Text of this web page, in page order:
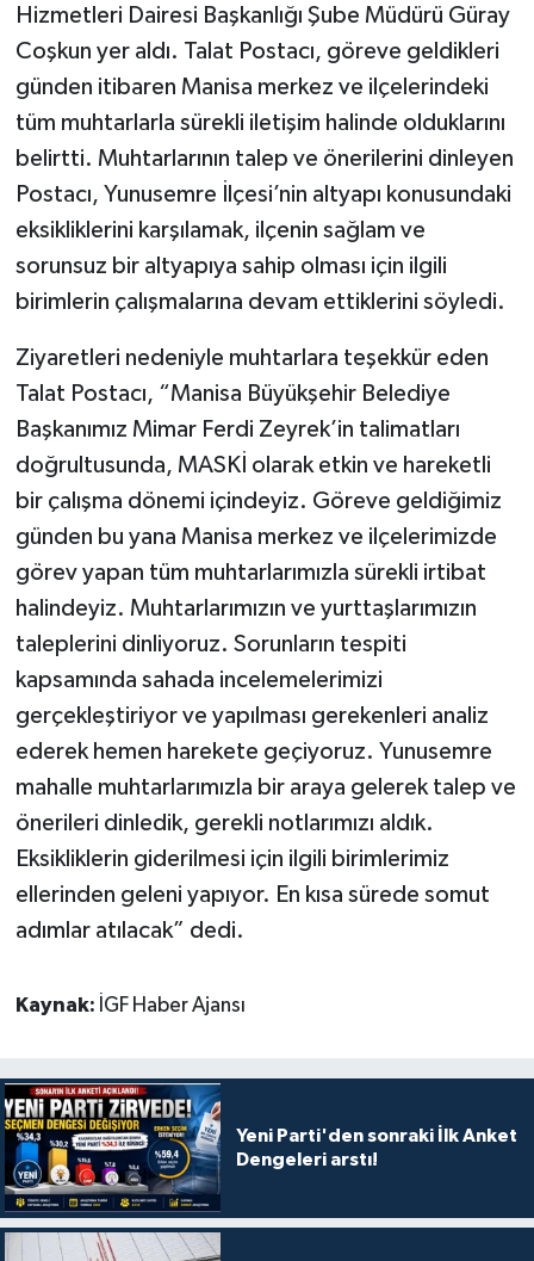
Hizmetleri Dairesi Başkanlığı Şube Müdürü Güray
Coşkun yer aldı. Talat Postacı, göreve geldikleri
günden itibaren Manisa merkez ve ilçelerindeki
tüm muhtarlarla sürekli iletişim halinde olduklarını
belirtti. Muhtarlarının talep ve önerilerini dinleyen
Postacı, Yunusemre İlçesi’nin altyapı konusundaki
eksikliklerini karşılamak, ilçenin sağlam ve
sorunsuz bir altyapıya sahip olması için ilgili
birimlerin çalışmalarına devam ettiklerini söyledi.
Ziyaretleri nedeniyle muhtarlara teşekkür eden
Talat Postacı, “Manisa Büyükşehir Belediye
Başkanımız Mimar Ferdi Zeyrek’in talimatları
doğrultusunda, MASKİ olarak etkin ve hareketli
bir çalışma dönemi içindeyiz. Göreve geldiğimiz
günden bu yana Manisa merkez ve ilçelerimizde
görev yapan tüm muhtarlarımızla sürekli irtibat
halindeyiz. Muhtarlarımızın ve yurttaşlarımızın
taleplerini dinliyoruz. Sorunların tespiti
kapsamında sahada incelemelerimizi
gerçekleştiriyor ve yapılması gerekenleri analiz
ederek hemen harekete geçiyoruz. Yunusemre
mahalle muhtarlarımızla bir araya gelerek talep ve
önerileri dinledik, gerekli notlarımızı aldık.
Eksikliklerin giderilmesi için ilgili birimlerimiz
ellerinden geleni yapıyor. En kısa sürede somut
adımlar atılacak” dedi.
Kaynak: İGF Haber Ajansı
Yeni Parti'den sonraki İlk Anket
Dengeleri arstı!